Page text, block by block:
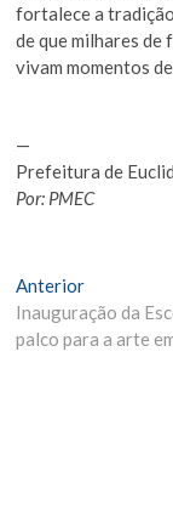
fortalece a
de que milhares
vivam momentos
—
Prefeitura de
Por: PMEC
Navegação
de
AnteriorMatéria
Anterior:
Inauguração da
palco para a arte